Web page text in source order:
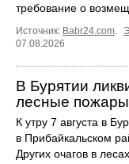
требование о
Источник: Babr24.com.
07.08.2026
В Бурятии
лесные пожары
К утру 7 августа в
в Прибайкальском
Других очагов в